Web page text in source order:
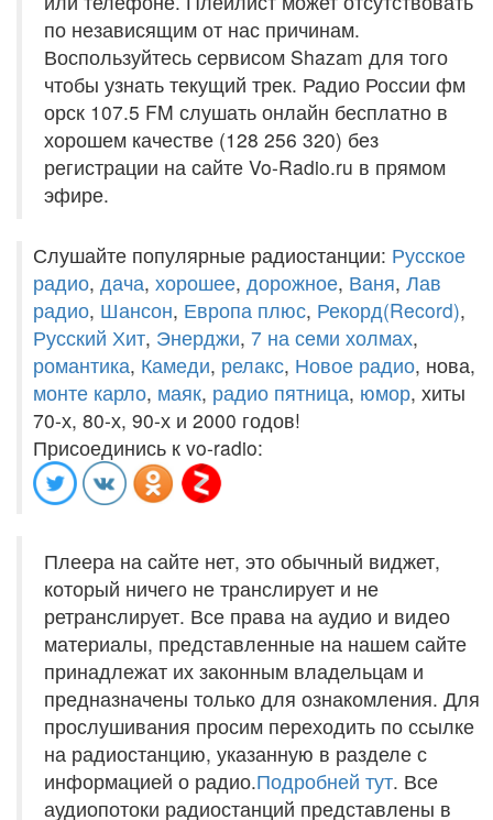
по независящим от нас причинам.
Воспользуйтесь сервисом Shazam для того
чтобы узнать текущий трек. Радио России фм
орск 107.5 FM слушать онлайн бесплатно в
хорошем качестве (128 256 320) без
регистрации на сайте Vo-Radio.ru в прямом
эфире.
Слушайте популярные радиостанции: Русское
радио, дача, хорошее, дорожное, Ваня, Лав
радио, Шансон, Европа плюс, Рекорд(Record),
Русский Хит, Энерджи, 7 на семи холмах,
романтика, Камеди, релакс, Новое радио, нова,
монте карло, маяк, радио пятница, юмор, хиты
70-х, 80-х, 90-х и 2000 годов!
Присоединись к vo-radio:
Плеера на сайте нет, это обычный виджет,
который ничего не транслирует и не
ретранслирует. Все права на аудио и видео
материалы, представленные на нашем сайте
принадлежат их законным владельцам и
предназначены только для ознакомления. Для
прослушивания просим переходить по ссылке
на радиостанцию, указанную в разделе с
информацией о радио.Подробней тут. Все
аудиопотоки радиостанций представлены в